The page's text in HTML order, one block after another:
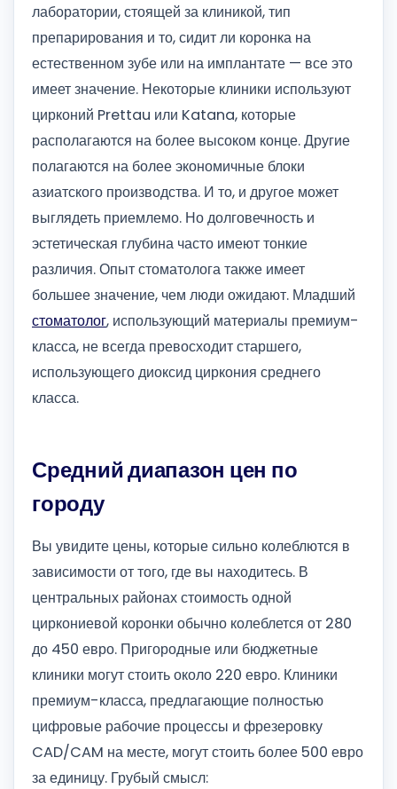
лаборатории, стоящей за клиникой, тип
препарирования и то, сидит ли коронка на
естественном зубе или на имплантате — все это
имеет значение. Некоторые клиники используют
цирконий Prettau или Katana, которые
располагаются на более высоком конце. Другие
полагаются на более экономичные блоки
азиатского производства. И то, и другое может
выглядеть приемлемо. Но долговечность и
эстетическая глубина часто имеют тонкие
различия. Опыт стоматолога также имеет
большее значение, чем люди ожидают. Младший
стоматолог, использующий материалы премиум-
класса, не всегда превосходит старшего,
использующего диоксид циркония среднего
класса.
Средний диапазон цен по
городу
Вы увидите цены, которые сильно колеблются в
зависимости от того, где вы находитесь. В
центральных районах стоимость одной
циркониевой коронки обычно колеблется от 280
до 450 евро. Пригородные или бюджетные
клиники могут стоить около 220 евро. Клиники
премиум-класса, предлагающие полностью
цифровые рабочие процессы и фрезеровку
CAD/CAM на месте, могут стоить более 500 евро
за единицу. Грубый смысл: